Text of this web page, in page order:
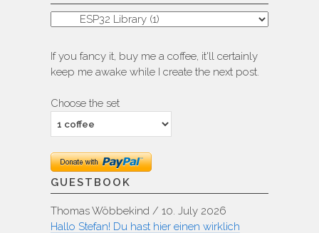
Categories
If you fancy it, buy me a coffee, it'll certainly
keep me awake while I create the next post.
Choose the set
GUESTBOOK
Thomas Wöbbekind / 10. July 2026
Hallo Stefan! Du hast hier einen wirklich